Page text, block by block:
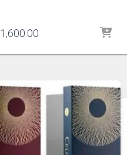
1,600.00